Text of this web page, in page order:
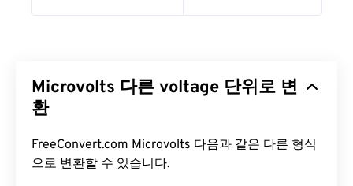
Microvolts 다른 voltage 단위로 변
환
FreeConvert.com Microvolts 다음과 같은 다른 형식
으로 변환할 수 있습니다.